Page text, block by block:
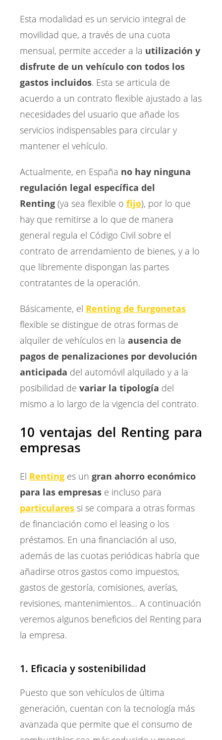
Esta modalidad es un servicio integral de
movilidad que, a través de una cuota
mensual, permite acceder a la utilización y
disfrute de un vehículo con todos los
gastos incluidos. Esta se articula de
acuerdo a un contrato flexible ajustado a las
necesidades del usuario que añade los
servicios indispensables para circular y
mantener el vehículo.
Actualmente, en España no hay ninguna
regulación legal específica del
Renting (ya sea flexible o fijo), por lo que
hay que remitirse a lo que de manera
general regula el Código Civil sobre el
contrato de arrendamiento de bienes, y a lo
que libremente dispongan las partes
contratantes de la operación.
Básicamente, el Renting de furgonetas
flexible se distingue de otras formas de
alquiler de vehículos en la ausencia de
pagos de penalizaciones por devolución
anticipada del automóvil alquilado y a la
posibilidad de variar la tipología del
mismo a lo largo de la vigencia del contrato.
10 ventajas del Renting para
empresas
El Renting es un gran ahorro económico
para las empresas e incluso para
particulares si se compara a otras formas
de financiación como el leasing o los
préstamos. En una financiación al uso,
además de las cuotas periódicas habría que
añadirse otros gastos como impuestos,
gastos de gestoría, comisiones, averías,
revisiones, mantenimientos… A continuación
veremos algunos beneficios del Renting para
la empresa.
1. Eficacia y sostenibilidad
Puesto que son vehículos de última
generación, cuentan con la tecnología más
avanzada que permite que el consumo de